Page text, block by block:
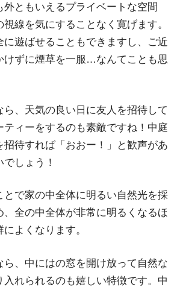
外ともいえるプライベートな空間
線を気にすることなく寛げます。
に遊ばせることもできますし、ご近
けずに煙草を一服…なんてことも思
ら、天気の良い日に友人を招待して
ティーをするのも素敵ですね！中庭
招待すれば「おおー！」と歓声があ
しょう！
とで家の中全体に明るい自然光を採
、全の中全体が非常に明るくなるほ
よくなります。
ら、中にはの窓を開け放って自然な
入れられるのも嬉しい特徴です。中